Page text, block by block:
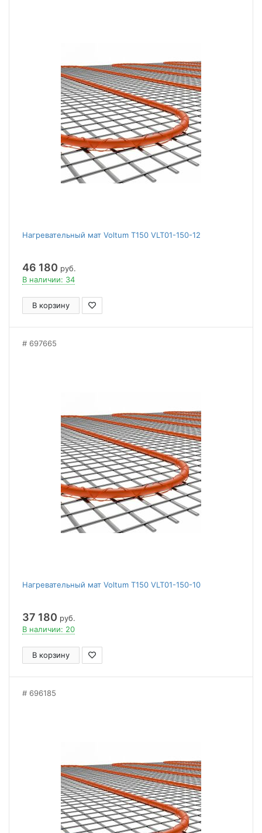
Нагревательный мат Voltum Т150 VLT01-150-12
46 180 руб.
В наличии: 34
В корзину
697665
Нагревательный мат Voltum Т150 VLT01-150-10
37 180 руб.
В наличии: 20
В корзину
696185